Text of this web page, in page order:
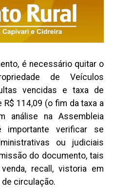
é necessário quitar o
de Veículos
vencidas e taxa de
R$ 114,09 (o fim da taxa a
análise na Assembleia
importante verificar se
ou judiciais
do documento, tais
recall, vistoria em
circulação.